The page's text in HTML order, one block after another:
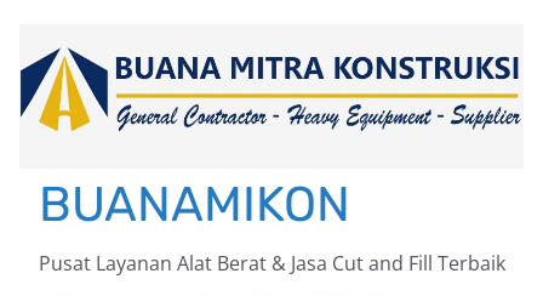
content
BUANAMIKON
Pusat Layanan Alat Berat & Jasa Cut and Fill Terbaik